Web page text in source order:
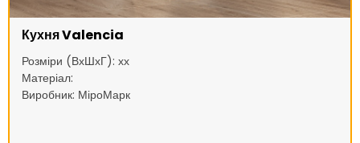
Кухня Valencia
Розміри (ВхШхГ): хх
Матеріал:
Виробник: МіроМарк